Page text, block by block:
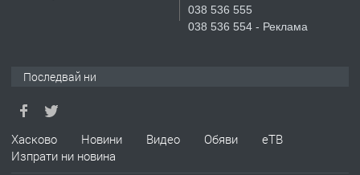
Давам гараж под наем
Любен Каравелов, Хасково-близо до
038 536 555
038 536 554 - Реклама
Последвай ни
Хасково Новини Видео Обяви
еТВ
Изпрати ни новина